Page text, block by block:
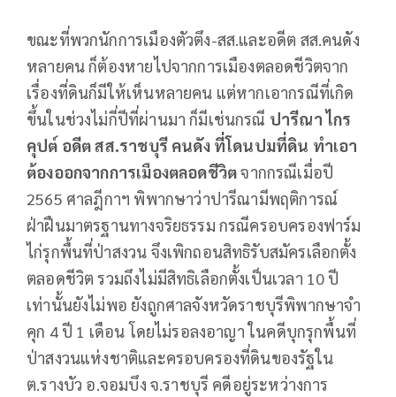
ขณะที่พวกนักการเมืองตัวตึง-สส.และอดีต สส.คนดัง
หลายคน ก็ต้องหายไปจากการเมืองตลอดชีวิตจาก
เรื่องที่ดินก็มีให้เห็นหลายคน แต่หากเอากรณีที่เกิด
ขึ้นในช่วงไม่กี่ปีที่ผ่านมา ก็มีเช่นกรณี ปารีณา ไกร
คุปต์ อดีต สส.ราชบุรี คนดัง ที่โดนปมที่ดิน ทำเอา
ต้องออกจากการเมืองตลอดชีวิตจากกรณีเมื่อปี
2565 ศาลฎีกาฯ พิพากษาว่าปารีณามีพฤติการณ์
ฝ่าฝืนมาตรฐานทางจริยธรรม กรณีครอบครองฟาร์ม
ไก่รุกพื้นที่ป่าสงวน จึงเพิกถอนสิทธิรับสมัครเลือกตั้ง
ตลอดชีวิต รวมถึงไม่มีสิทธิเลือกตั้งเป็นเวลา 10 ปี
เท่านั้นยังไม่พอ ยังถูกศาลจังหวัดราชบุรีพิพากษาจำ
คุก 4 ปี 1 เดือน โดยไม่รอลงอาญา ในคดีบุกรุกพื้นที่
ป่าสงวนแห่งชาติและครอบครองที่ดินของรัฐใน
ต.รางบัว อ.จอมบึง จ.ราชบุรี คดีอยู่ระหว่างการ